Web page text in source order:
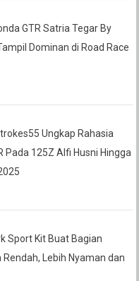
GTR Satria Tegar By
Dominan di Road Race
Ungkap Rahasia
Pada 125Z Alfi Husni Hingga
Sport Kit Buat Bagian
Rendah, Lebih Nyaman dan